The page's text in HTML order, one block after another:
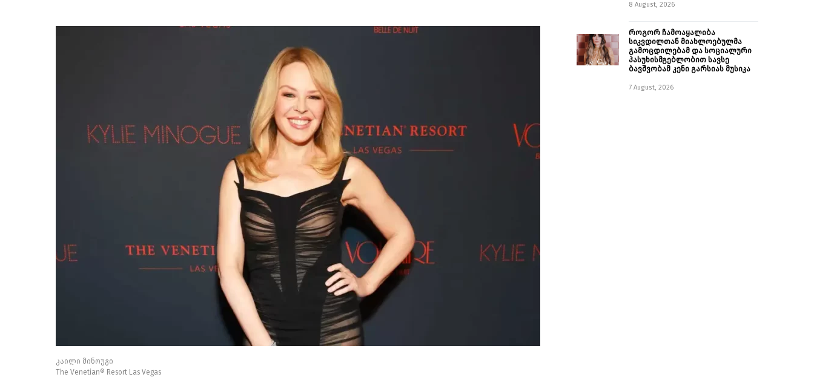
კაილი მინოუგი
The Venetian® Resort Las Vegas
8 August, 2026
როგორ ჩამოაყალიბა
სიკვდილთან მიახლოებულმა
გამოცდილებამ და სოციალური
პასუხისმგებლობით სავსე
ბავშვობამ კენი გარსიას მუსიკა
7 August, 2026